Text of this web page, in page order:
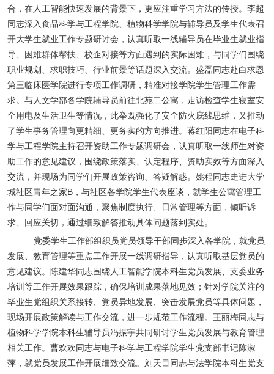
合，在人工智能快速发展的背景下，更应注重学习方法的传授。李超
同志深入食品科学与工程学院、植物科学学院与辅导员及学生代表召
开大学生就业工作专题研讨会，认真听取一线辅导员在毕业生就业指
导、困难群体帮扶、校企对接等方面遇到的实际困难，与同学们围绕
职业规划、求职技巧、行业前景等话题深入交流。盛磊同志赴白求恩
第三临床医学院进行专项工作调研，精准对接学院学生管理工作需
求。与人文学部各学院辅导员前往北苑二公寓，走访检查学生寝室安
全用电及生活卫生等情况，此举既强化了安全防火底线思维，又推动
了学生事务管理向更精细、更务实的方向推进。蒋红阳同志在电子科
学与工程学院主持召开资助工作专题调研会，认真听取一线师生对资
助工作的意见建议，围绕政策落实、认定程序、资助实效等方面深入
交流，并现场为同学们开展政策咨询、答疑解惑。姚程同志走进大学
城社区青年之家B ，与社区各学院学生代表座谈，就学生公寓管理工
作与同学们面对面沟通，聚焦制度执行、日常管理等方面，倾听诉
求、回应关切，通过细致解答推动具体问题落到实处。
党委学生工作部组织员党员领导干部同步深入各学院，就党员
发展、教育管理等重点工作开展一线调研指导，认真听取基层党员的
意见建议。陈建华同志围绕人工智能学院本科生党员发展、支委业务
培训等工作开展效果跟踪，确保培训成果落地见效；针对学院关注的
毕业生党组织关系接转、党员异地发展、突击发展党员等具体问题，
现场开展政策解读与工作交流，进一步规范工作流程。王丽梅同志与
植物科学学院本科生辅导员冯振宇共同研讨学生党员发展与教育管理
相关工作。曹欢欢同志与电子科学与工程学院学生党支部书记陈淑
萍，就党员发展工作开展细致交流。刘天目同志与法学院本科生党支